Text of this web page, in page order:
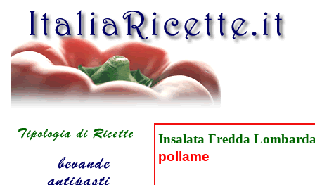
Insalata Fredda
pollame